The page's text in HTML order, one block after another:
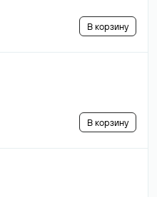
В корзину
В корзину